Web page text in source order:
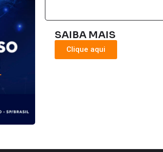
SAIBA MAIS
Clique aqui